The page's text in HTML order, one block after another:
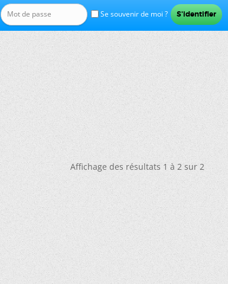
Se souvenir de moi ?
Affichage des résultats 1 à 2 sur 2